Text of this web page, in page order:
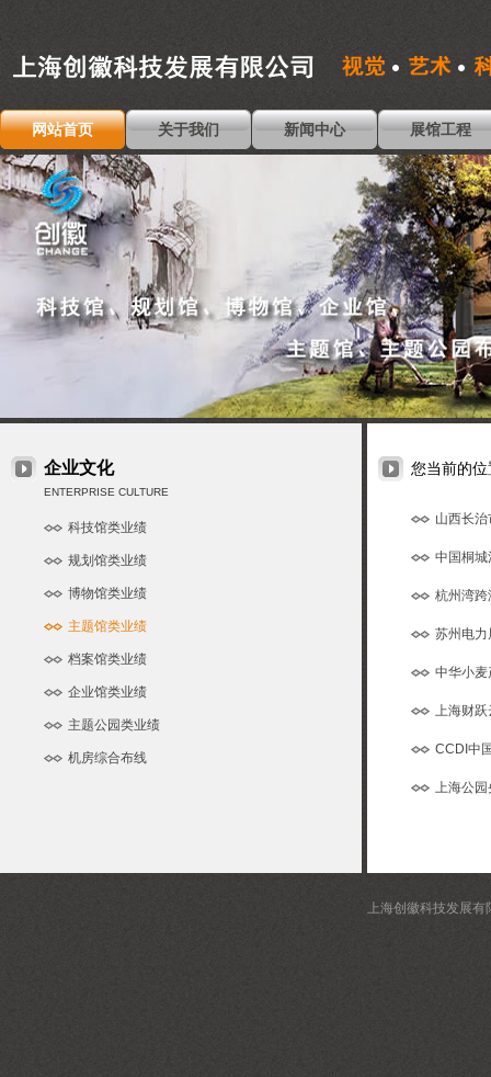
网站首页 关于我们 新闻中心 展馆工程
企业文化
ENTERPRISE CULTURE
科技馆类业绩
规划馆类业绩
博物馆类业绩
主题馆类业绩
档案馆类业绩
企业馆类业绩
主题公园类业绩
机房综合布线
您当前的位
山西长
中国桐城
杭州湾跨
苏州电力
中华小麦
上海财跃
CCDI中
上海公园
上海创徽科技发展